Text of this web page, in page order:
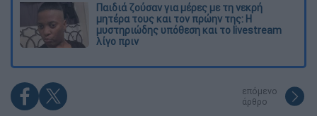
Παιδιά ζούσαν για μέρες με τη νεκρή
μητέρα τους και τον πρώην της: Η
μυστηριώδης υπόθεση και το livestream
λίγο πριν
επόμενο
άρθρο